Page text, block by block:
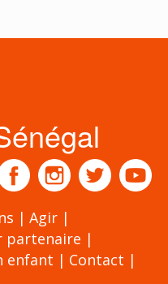
Agir
partenaire
enfant
Contact